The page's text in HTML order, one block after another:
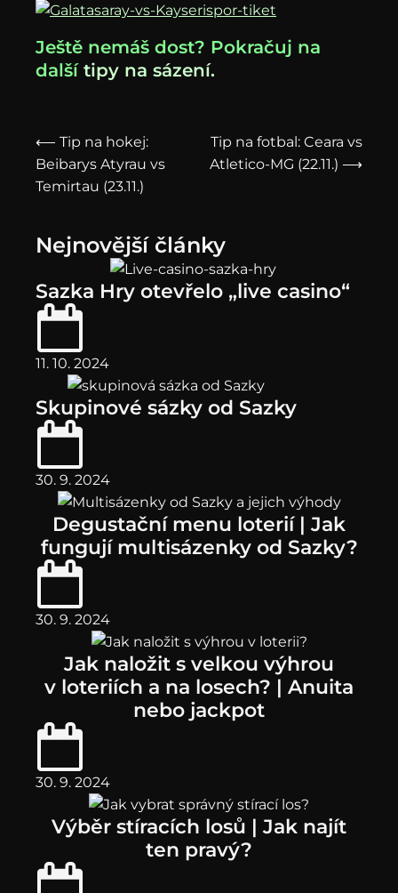
Ještě nemáš dost? Pokračuj na
další tipy na sázení.
⟵ Tip na hokej:
Beibarys Atyrau vs
Temirtau (23.11.)
Tip na fotbal: Ceara vs
Atletico-MG (22.11.) ⟶
Nejnovější články
Sazka Hry otevřelo „live casino“
11. 10. 2024
Skupinové sázky od Sazky
30. 9. 2024
Degustační menu loterií | Jak
fungují multisázenky od Sazky?
30. 9. 2024
Jak naložit s velkou výhrou
v loteriích a na losech? | Anuita
nebo jackpot
30. 9. 2024
Výběr stíracích losů | Jak najít
ten pravý?